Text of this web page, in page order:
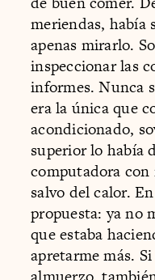
meriendas, había
apenas mirarlo.
inspeccionar las
informes. Nunca
era la única que
acondicionado,
superior lo había
computadora
salvo del calor.
propuesta: ya no
que estaba
apretarme más.